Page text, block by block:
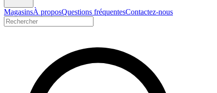
MagasinsÀ proposQuestions fréquentesContactez-nous